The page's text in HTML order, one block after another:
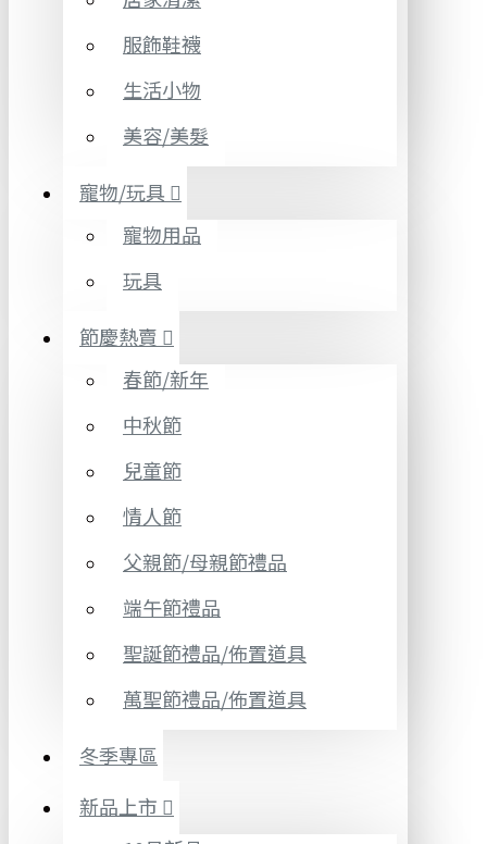
服飾鞋襪
生活小物
美容/美髮
寵物/玩具
寵物用品
玩具
節慶熱賣
春節/新年
中秋節
兒童節
情人節
父親節/母親節禮品
端午節禮品
聖誕節禮品/佈置道具
萬聖節禮品/佈置道具
冬季專區
新品上市